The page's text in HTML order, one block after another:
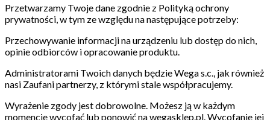
Przetwarzamy Twoje dane zgodnie z Polityką ochrony
prywatności, w tym ze względu na następujące potrzeby:
Przechowywanie informacji na urządzeniu lub dostęp do nich,
opinie odbiorców i opracowanie produktu.
Administratorami Twoich danych będzie Wega s.c., jak również
nasi Zaufani partnerzy, z którymi stale współpracujemy.
Wyrażenie zgody jest dobrowolne. Możesz ją w każdym
momencie wycofać lub ponowić na wegasklep.pl. Wycofanie jej